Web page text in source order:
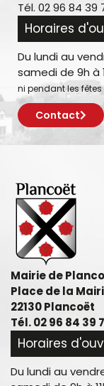
Tél. 02 96 84 39
Horaires
Du lundi au
samedi de 9h à
ni pendant les fêtes
Contact
Mairie de
Place de la
22130 Plancoët
Tél. 02 96 84 39
Horaires
Du lundi au